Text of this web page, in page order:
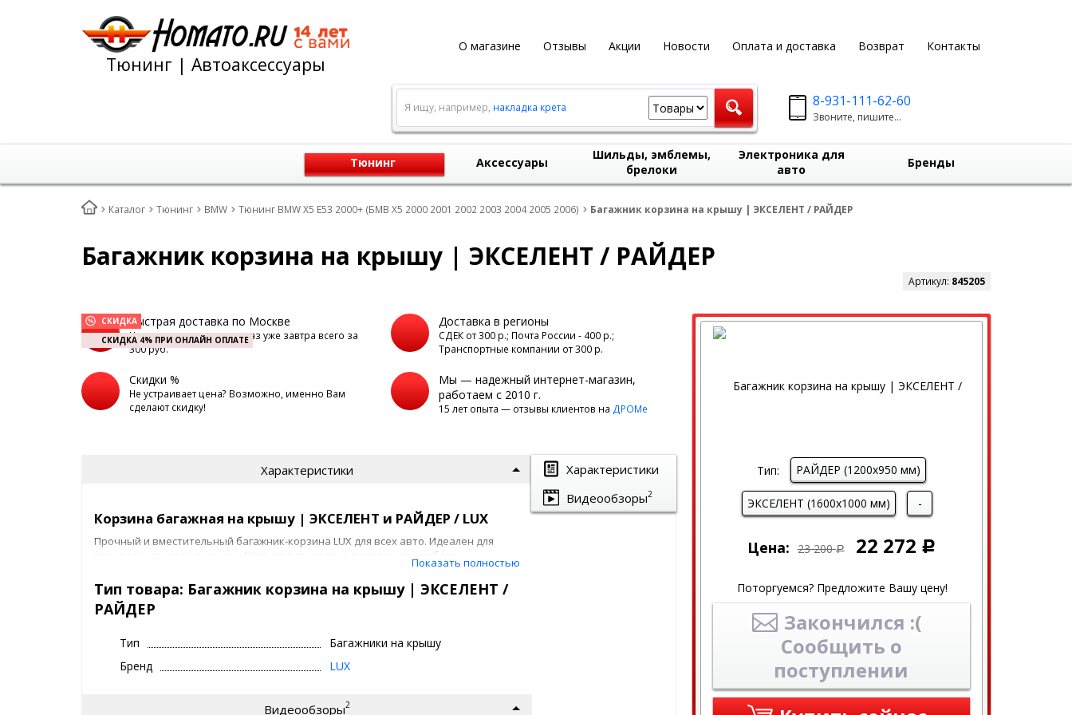
О магазине Отзывы Акции Новости Оплата и доставка Возврат Контакты
Тюнинг | Автоаксессуары
8-931-111-62-60
Звоните, пишите...
Я ищу, например, накладка крета
Тюнинг Аксессуары
Шильды, эмблемы,
брелоки
Электроника для
авто
Бренды
Каталог Тюнинг BMW Тюнинг BMW X5 E53 2000+ (БМВ Х5 2000 2001 2002 2003 2004 2005 2006) Багажник корзина на крышу | ЭКСЕЛЕНТ / РАЙДЕР
Багажник корзина на крышу | ЭКСЕЛЕНТ / РАЙДЕР
Артикул: 845205
СКИДКА
СКИДКА 4% ПРИ ОНЛАЙН ОПЛАТЕ
Тип: РАЙДЕР (1200х950 мм)
ЭКСЕЛЕНТ (1600х1000 мм) -
Цена: 23 200 Р 22 272 Р
Поторгуемся? Предложите Вашу цену!
Закончился :(
Сообщить о
поступлении
Быстрая доставка по Москве
Наш курьер доставит заказ уже завтра всего за
300 руб.
Доставка в регионы
СДЕК от 300 р.; Почта России - 400 р.;
Транспортные компании от 300 р.
Скидки %
Не устраивает цена? Возможно, именно Вам
сделают скидку!
Мы — надежный интернет-магазин,
работаем с 2010 г.
15 лет опыта — отзывы клиентов на ДРОМе
Характеристики
Видеообзоры2
Характеристики
Корзина багажная на крышу | ЭКСЕЛЕНТ и РАЙДЕР / LUX
Прочный и вместительный багажник-корзина LUX для всех авто. Идеален для
перевозки грузов на крыше. Устанавливается на поперечины любого
2 варианта на выбор:
LUX РАЙДЕР
Показать полностью
Тип товара: Багажник корзина на крышу | ЭКСЕЛЕНТ /
РАЙДЕР
Тип
Багажники на крышу
Бренд
LUX
Видеообзоры2